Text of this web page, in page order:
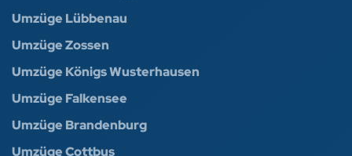
Umzüge Lübbenau
Umzüge Zossen
Umzüge Königs Wusterhausen
Umzüge Falkensee
Umzüge Brandenburg
Umzüge Cottbus